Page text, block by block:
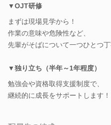
▼OJT研修
まずは現場見学から！
作業の意味や危険性など、
先輩がそばについて一つひとつ丁
▼独り立ち（半年～1年程度）
勉強会や資格取得支援制度で、
継続的に成長をサポートします！